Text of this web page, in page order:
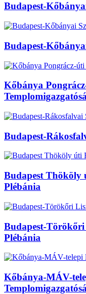
Budapest-
Budapest-
Kőbánya
Budapest-
Budapest Thököly
Plébánia
Budapest-Törökőri
Plébánia
Kőbánya-MÁV-